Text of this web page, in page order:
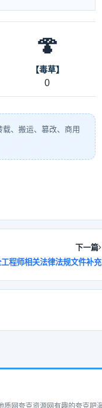
🍄
【毒草】
0
、搬运、篡改、商用
下一篇
程师相关法律法规文件补充
质网夸克资源网有趣的夸克吧